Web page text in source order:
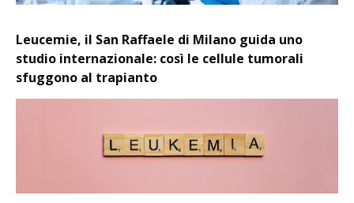
Leucemie, il San Raffaele di Milano guida uno
studio internazionale: così le cellule tumorali
sfuggono al trapianto